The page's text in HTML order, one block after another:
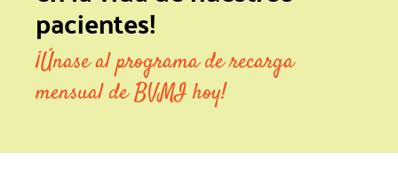
pacientes!
¡Únase al programa de recarga
mensual de BVMI hoy!